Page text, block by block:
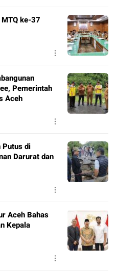
ke-37
Pemerintah
Aceh
Putus di
Darurat dan
Aceh Bahas
Kepala